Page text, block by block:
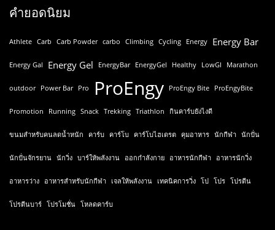
คำยอดนิยม
Athlete Carb Carb Powder carbo Climbing Cycling Energy Energy Bar
Energy Gal Energy Gel EnergyBar EnergyGel Healthy LowGI Marathon
outdoor Power Bar Pro ProEngy ProEngy Bite ProEngyBite
Promotion Running Snack Trekking Triathlon กินคาร์บยังไงดี
ขนมสำหรับคนลดน้ำหนัก คาร์บ คาร์โบ คาร์โบไฮเดรต คุมอาหาร นักกีฬา นักปั่น
นักปั่นจักรยาน นักวิ่ง บาร์ให้พลังงาน ออกกำลังกาย อาหารนักกีฬา อาหารนักวิ่ง
อาหารว่าง อาหารสำหรับนักกีฬา เจลให้พลังงาน เทคนิคการวิ่ง โป โปร โปรตีน
โปรตีนบาร์ โปรโมชั่น โหลดคาร์บ